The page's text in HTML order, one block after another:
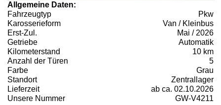
Allgemeine Daten:
Fahrzeugtyp
Pkw
Karosserieform
Van / Kleinbus
Erst-Zul.
Mai / 2026
Getriebe
Automatik
Kilometerstand
10 km
Anzahl der Türen
5
Farbe
Grau
Standort
Zentrallager
Lieferzeit
ab ca. 02.10.2026
Unsere Nummer
GW-V4211